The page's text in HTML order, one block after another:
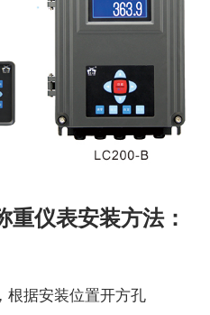
仪表安装方法：
据安装位置开方孔